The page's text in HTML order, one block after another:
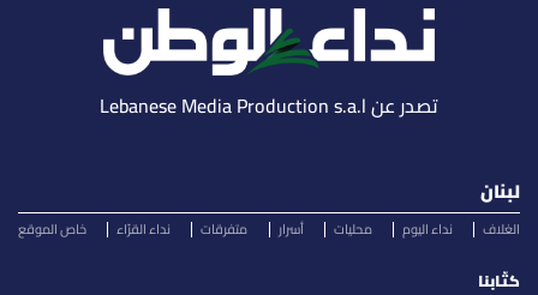
تصدر عن Lebanese Media Production s.a.l
لبنان
الغلاف نداء اليوم محليات أسرار متفرقات نداء القرّاء خاص الموقع
كتّابنا